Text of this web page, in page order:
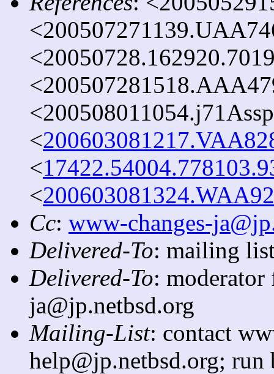
<
<
<
Cc: www-changes-
Delivered-To: mailing
Delivered-To:
ja@jp.netbsd.org
Mailing-List: contact
help@jp.netbsd.org;